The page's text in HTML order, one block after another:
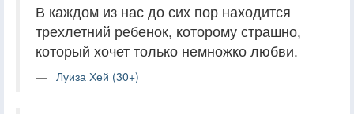
В каждом из нас до сих пор находится
трехлетний ребенок, которому страшно,
который хочет только немножко любви.
Луиза Хей (30+)